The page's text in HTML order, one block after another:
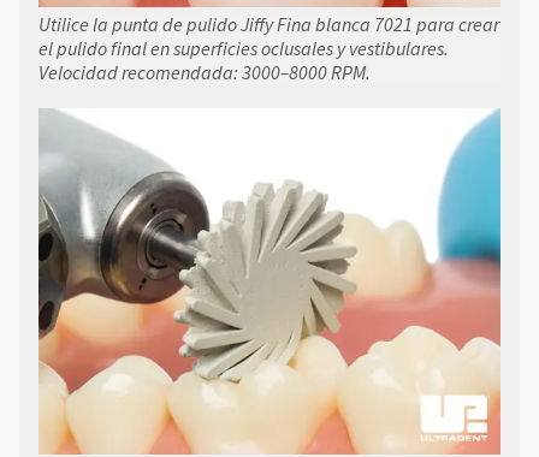
Utilice la punta de pulido Jiffy Fina blanca 7021 para crear
el pulido final en superficies oclusales y vestibulares.
Velocidad recomendada: 3000–8000 RPM.